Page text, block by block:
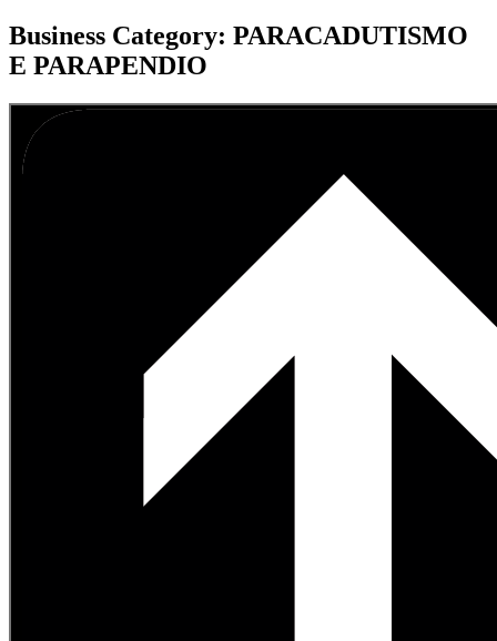
Business Category: PARACADUTISMO
E PARAPENDIO